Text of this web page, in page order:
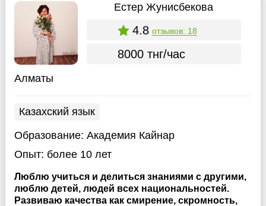
Естер Жунисбекова
4.8 отзывов: 18
8000 тнг/час
Алматы
Казахский язык
Образование: Академия Кайнар
Опыт: более 10 лет
Люблю учиться и делиться знаниями с другими,
люблю детей, людей всех национальностей.
Развиваю качества как смирение, скромность,